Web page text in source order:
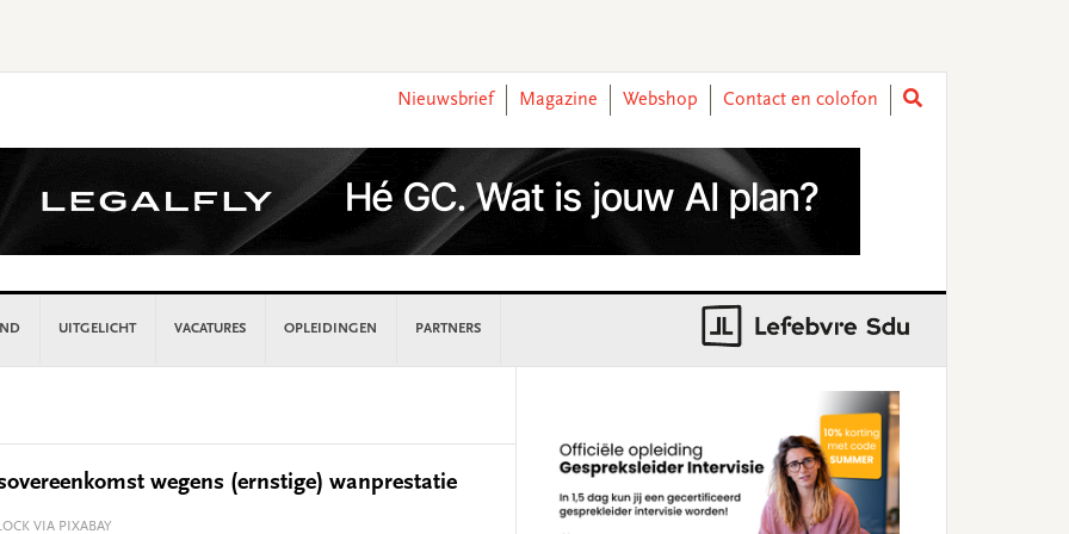
Nieuwsbrief
Magazine Webshop Contact en colofon
UITGELICHT VACATURES OPLEIDINGEN PARTNERS
wegens (ernstige) wanprestatie
VIA PIXABAY